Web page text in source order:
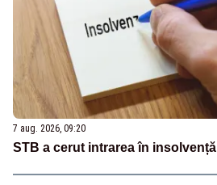
7 aug. 2026, 09:20
STB a cerut intrarea în insolvență